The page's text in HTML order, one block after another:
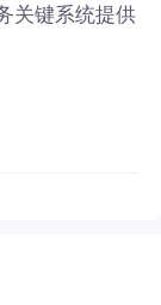
关键系统提供